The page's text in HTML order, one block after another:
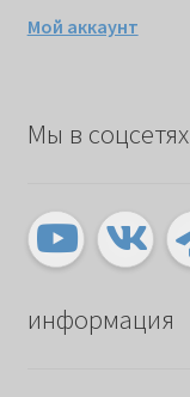
Мой аккаунт
Мы в соцсетях
информация